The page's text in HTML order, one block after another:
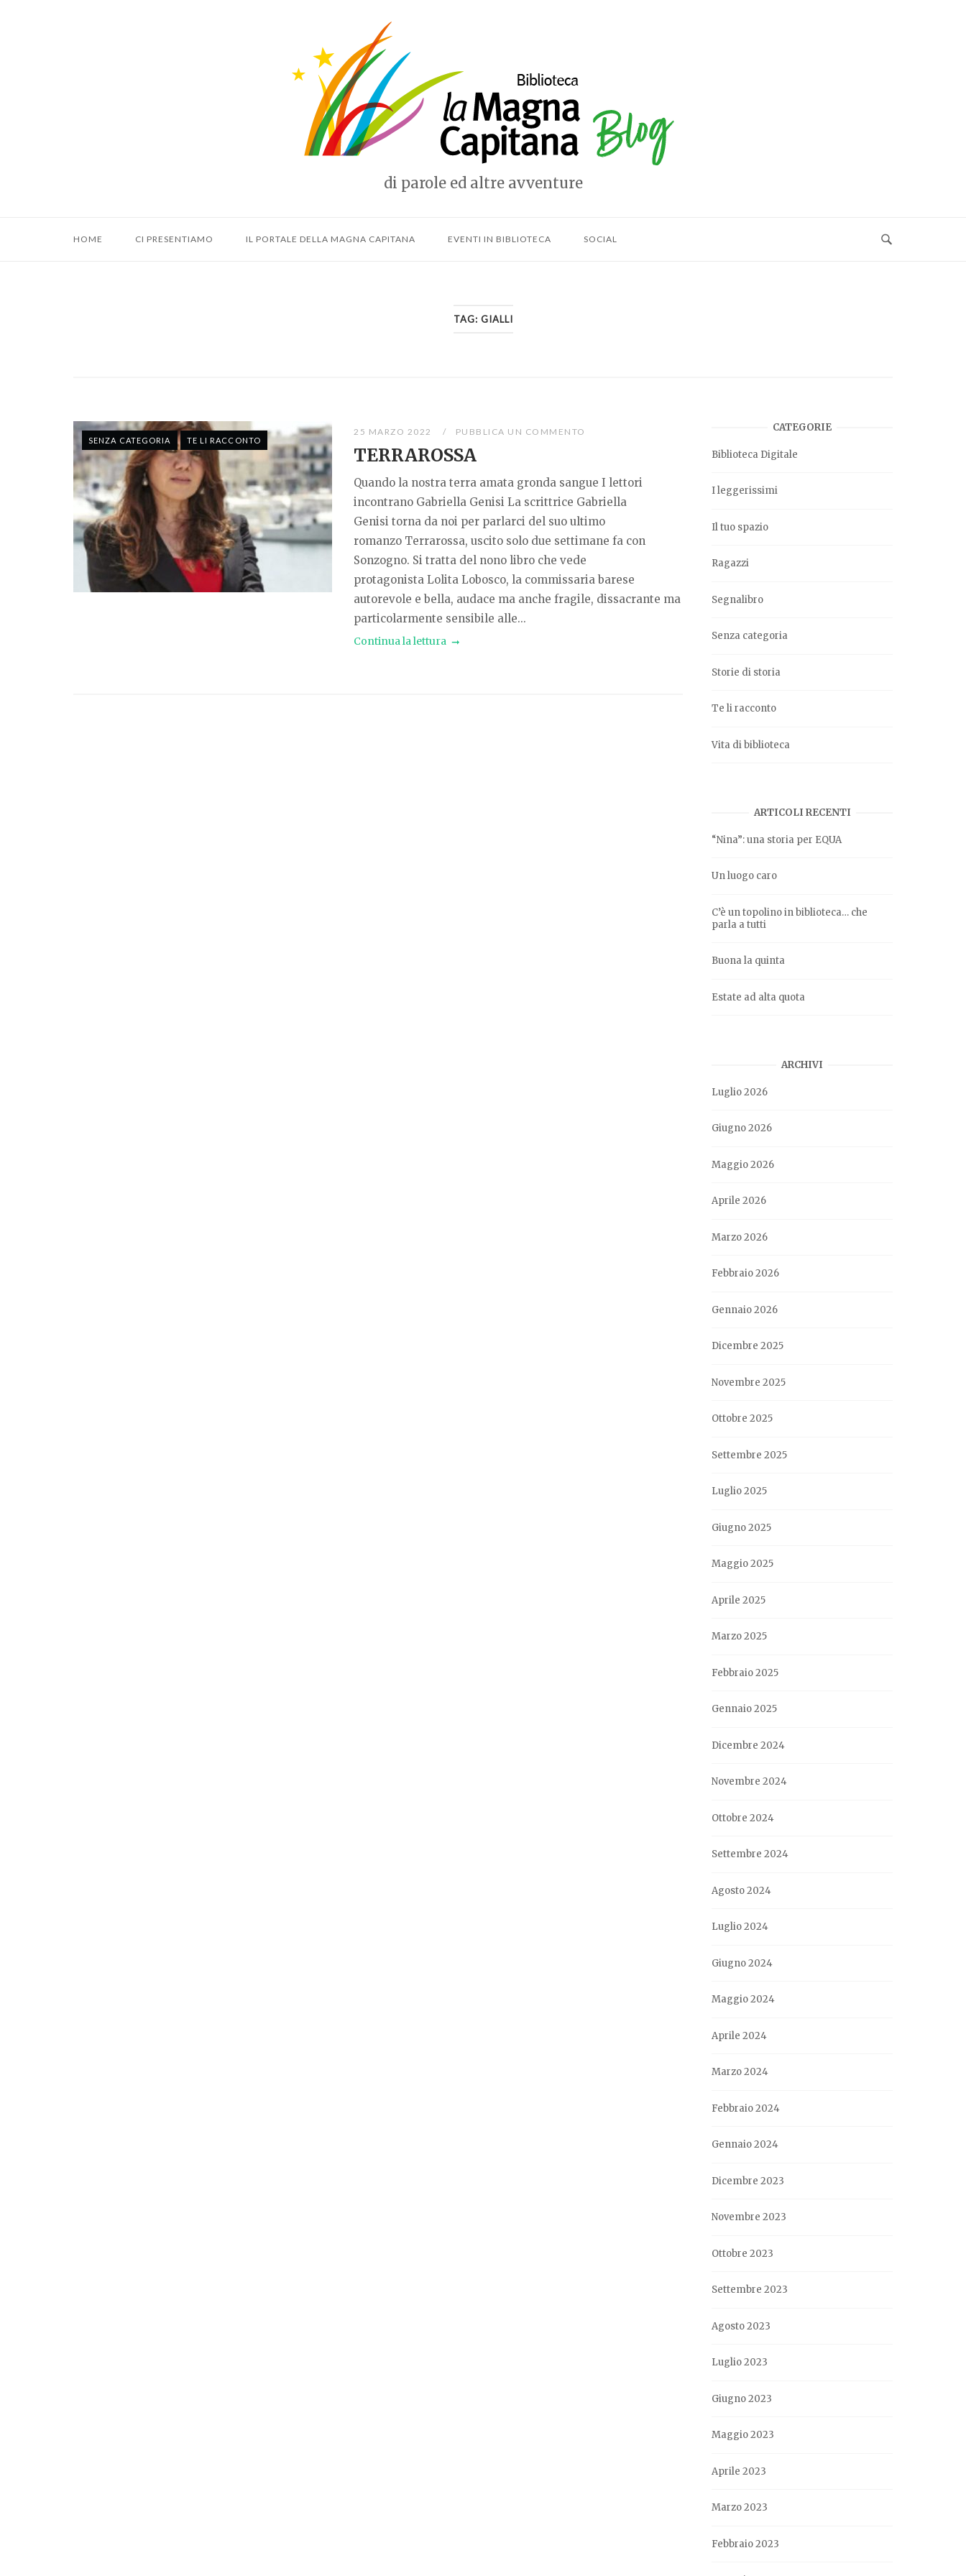
di parole ed altre avventure
HOME CI PRESENTIAMO IL PORTALE DELLA MAGNA CAPITANA EVENTI IN BIBLIOTECA SOCIAL
TAG: GIALLI
SENZA CATEGORIA TE LI RACCONTO
25 MARZO 2022 PUBBLICA UN COMMENTO
TERRAROSSA
Quando la nostra terra amata gronda sangue I lettori
incontrano Gabriella Genisi La scrittrice Gabriella
Genisi torna da noi per parlarci del suo ultimo
romanzo Terrarossa, uscito solo due settimane fa con
Sonzogno. Si tratta del nono libro che vede
protagonista Lolita Lobosco, la commissaria barese
autorevole e bella, audace ma anche fragile, dissacrante ma
particolarmente sensibile alle...
Continua la lettura
CATEGORIE
Biblioteca Digitale
I leggerissimi
Il tuo spazio
Ragazzi
Segnalibro
Senza categoria
Storie di storia
Te li racconto
Vita di biblioteca
ARTICOLI RECENTI
“Nina”: una storia per EQUA
Un luogo caro
C’è un topolino in biblioteca… che
parla a tutti
Buona la quinta
Estate ad alta quota
ARCHIVI
Luglio 2026
Giugno 2026
Maggio 2026
Aprile 2026
Marzo 2026
Febbraio 2026
Gennaio 2026
Dicembre 2025
Novembre 2025
Ottobre 2025
Settembre 2025
Luglio 2025
Giugno 2025
Maggio 2025
Aprile 2025
Marzo 2025
Febbraio 2025
Gennaio 2025
Dicembre 2024
Novembre 2024
Ottobre 2024
Settembre 2024
Agosto 2024
Luglio 2024
Giugno 2024
Maggio 2024
Aprile 2024
Marzo 2024
Febbraio 2024
Gennaio 2024
Dicembre 2023
Novembre 2023
Ottobre 2023
Settembre 2023
Agosto 2023
Luglio 2023
Giugno 2023
Maggio 2023
Aprile 2023
Marzo 2023
Febbraio 2023